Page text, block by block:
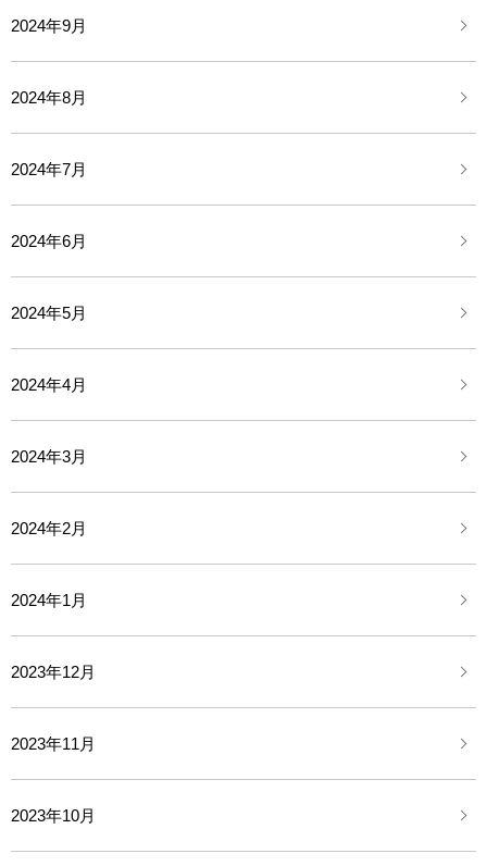
2024年9月
2024年8月
2024年7月
2024年6月
2024年5月
2024年4月
2024年3月
2024年2月
2024年1月
2023年12月
2023年11月
2023年10月